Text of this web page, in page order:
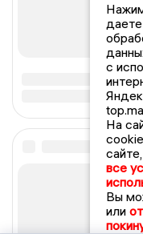
с
На
все
Вы
или